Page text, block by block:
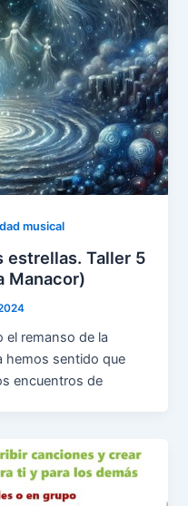
musical
estrellas. Taller 5
Manacor)
el remanso de la
hemos sentido que
encuentros de